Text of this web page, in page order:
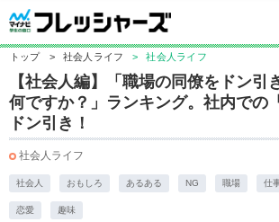
トップ > 社会人ライフ > 社会人ライフ
【社会人編】「職場の同僚をドン引
何ですか？」ランキング。社内での
ドン引き！
社会人ライフ
社会人 おもしろ あるある NG 職場 仕
恋愛 趣味